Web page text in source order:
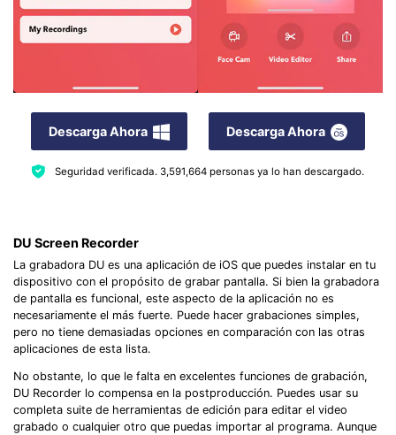
Descarga Ahora Descarga Ahora
Seguridad verificada. 3,591,664personas ya lo han descargado.
DU Screen Recorder
La grabadora DU es una aplicación de iOS que puedes instalar en tu
dispositivo con el propósito de grabar pantalla. Si bien la grabadora
de pantalla es funcional, este aspecto de la aplicación no es
necesariamente el más fuerte. Puede hacer grabaciones simples,
pero no tiene demasiadas opciones en comparación con las otras
aplicaciones de esta lista.
No obstante, lo que le falta en excelentes funciones de grabación,
DU Recorder lo compensa en la postproducción. Puedes usar su
completa suite de herramientas de edición para editar el video
grabado o cualquier otro que puedas importar al programa. Aunque